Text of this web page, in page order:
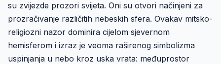
su zvijezde prozori svijeta. Oni su otvori načinjeni za
prozračivanje različitih nebeskih sfera. Ovakav mitsko-
religiozni nazor dominira cijelom sjevernom
hemisferom i izraz je veoma raširenog simbolizma
uspinjanja u nebo kroz uska vrata: međuprostor